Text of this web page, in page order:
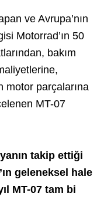
ve Avrupa’nın
Motorrad’ın 50
bakım
motor parçalarına
MT-07
takip ettiği
geleneksel hale
MT-07 tam bi